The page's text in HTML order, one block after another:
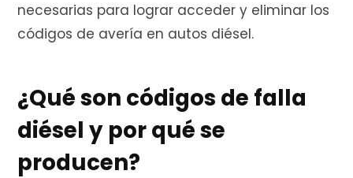
necesarias para lograr acceder y eliminar los
códigos de avería en autos diésel.
¿Qué son códigos de falla
diésel y por qué se
producen?